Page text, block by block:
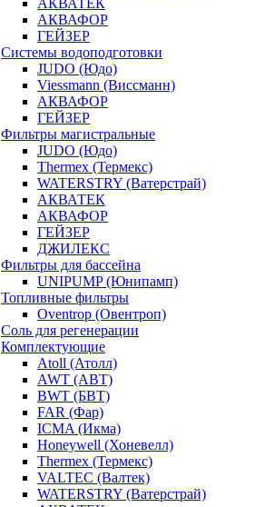
АКВАТЕК
АКВАФОР
ГЕЙЗЕР
Системы водоподготовки
JUDO (Юдо)
Viessmann (Виссманн)
АКВАФОР
ГЕЙЗЕР
Фильтры магистральные
JUDO (Юдо)
Thermex (Термекс)
WATERSTRY (Ватерстрай)
АКВАТЕК
АКВАФОР
ГЕЙЗЕР
ДЖИЛЕКС
Фильтры для бассейна
UNIPUMP (Юнипамп)
Топливные фильтры
Oventrop (Овентроп)
Соль для регенерации
Комплектующие
Atoll (Атолл)
AWT (АВТ)
BWT (БВТ)
FAR (Фар)
ICMA (Икма)
Honeywell (Хоневелл)
Thermex (Термекс)
VALTEC (Валтек)
WATERSTRY (Ватерстрай)